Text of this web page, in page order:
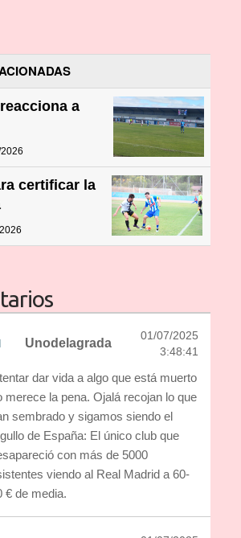
a
certificar la
Unodelagrada
01/07/2025
3:48:41
dar vida a algo que está muerto
merece la pena. Ojalá recojan lo que
sembrado y sigamos siendo el
de España: El único club que
con más de 5000
viendo al Real Madrid a 60-
€ de media.